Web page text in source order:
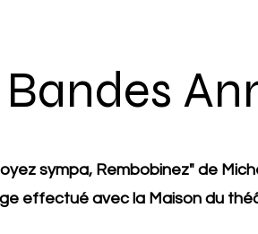
Bandes
sympa, Rembobinez" de
effectué avec la Maison du